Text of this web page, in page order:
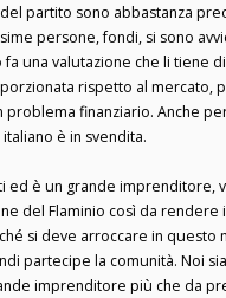
partito sono abbastanza
persone, fondi, si sono
una valutazione che li tiene
rispetto al mercato,
problema finanziario. Anche
è in svendita.
ed è un grande imprenditore,
del Flaminio così da rendere
si deve arroccare in questo
partecipe la comunità. Noi
imprenditore più che da